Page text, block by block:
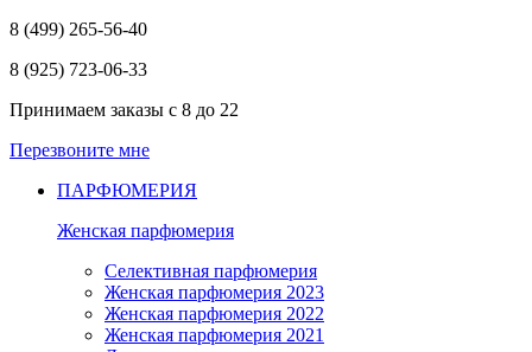
8 (499) 265-56-40
8 (925) 723-06-33
Принимаем заказы с 8 до 22
Перезвоните мне
ПАРФЮМЕРИЯ
Женская парфюмерия
Селективная парфюмерия
Женская парфюмерия 2023
Женская парфюмерия 2022
Женская парфюмерия 2021